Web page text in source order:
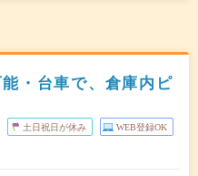
・台車で、倉庫内ピ
土日祝日が休み WEB登録OK